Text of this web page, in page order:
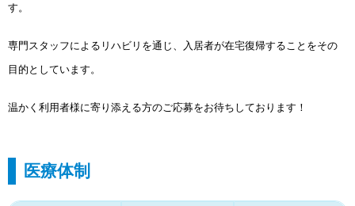
す。
専門スタッフによるリハビリを通じ、入居者が在宅復帰することをその
目的としています。
温かく利用者様に寄り添える方のご応募をお待ちしております！
医療体制